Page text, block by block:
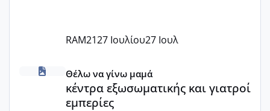
RAM2127 Ιουλίου27 Ιουλ
κέντρα εξωσωματικής και γιατροί εμπερίες
Θέλω να γίνω μαμά
κέντρα εξωσωματικής και γιατροί
εμπερίες